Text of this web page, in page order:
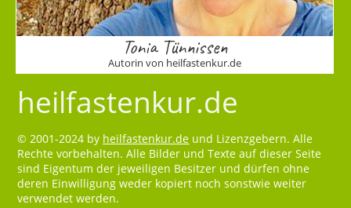
Tonia Tünnissen
Autorin von heilfastenkur.de
heilfastenkur.de
© 2001-2024 by heilfastenkur.de und Lizenzgebern. Alle
Rechte vorbehalten. Alle Bilder und Texte auf dieser Seite
sind Eigentum der jeweiligen Besitzer und dürfen ohne
deren Einwilligung weder kopiert noch sonstwie weiter
verwendet werden.